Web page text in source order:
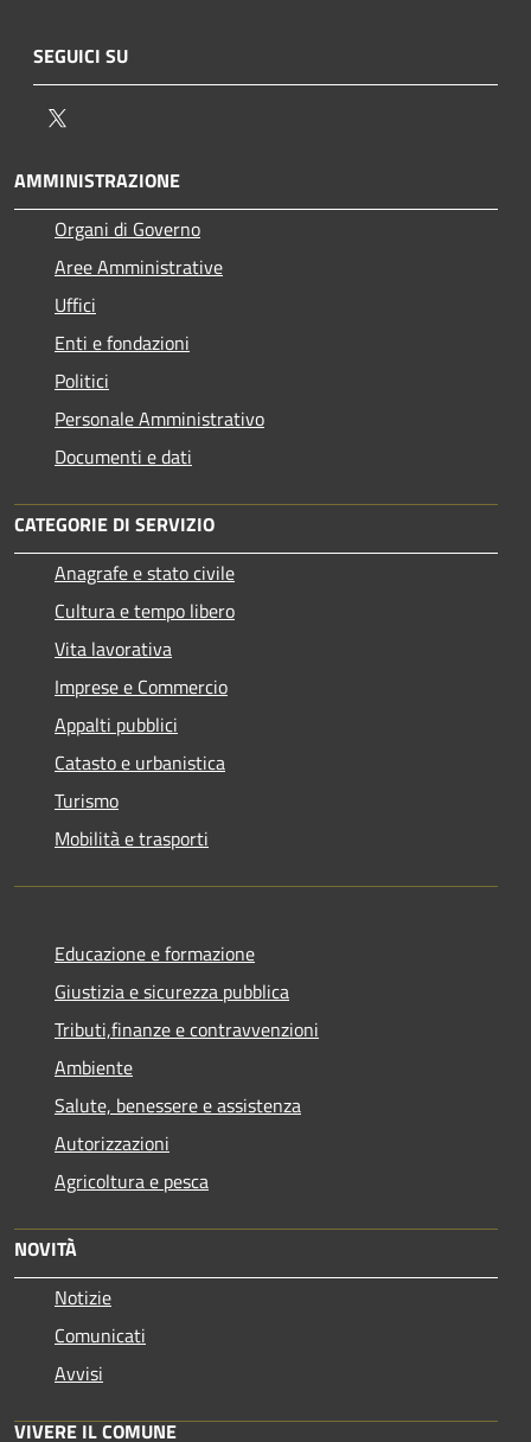
SEGUICI SU
AMMINISTRAZIONE
Organi di Governo
Aree Amministrative
Uffici
Enti e fondazioni
Politici
Personale Amministrativo
Documenti e dati
CATEGORIE DI SERVIZIO
Anagrafe e stato civile
Cultura e tempo libero
Vita lavorativa
Imprese e Commercio
Appalti pubblici
Catasto e urbanistica
Turismo
Mobilità e trasporti
Educazione e formazione
Giustizia e sicurezza pubblica
Tributi,finanze e contravvenzioni
Ambiente
Salute, benessere e assistenza
Autorizzazioni
Agricoltura e pesca
NOVITÀ
Notizie
Comunicati
Avvisi
VIVERE IL COMUNE